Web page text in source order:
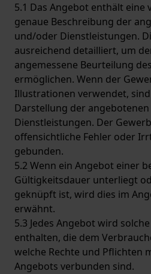
5.1 Das Angebot enthält eine
genaue Beschreibung der
und/oder Dienstleistungen.
ausreichend detailliert, um
angemessene Beurteilung
ermöglichen. Wenn der
Illustrationen verwendet,
Darstellung der
Dienstleistungen. Der
offensichtliche Fehler oder
gebunden.
5.2 Wenn ein Angebot einer
Gültigkeitsdauer unterliegt
geknüpft ist, wird dies im
erwähnt.
5.3 Jedes Angebot wird
enthalten, die dem
welche Rechte und Pflichten
Angebots verbunden sind.